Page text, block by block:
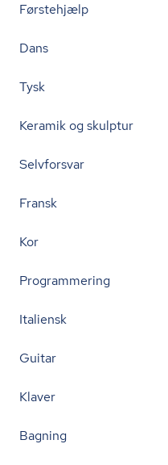
Førstehjælp
Dans
Tysk
Keramik og skulptur
Selvforsvar
Fransk
Kor
Programmering
Italiensk
Guitar
Klaver
Bagning